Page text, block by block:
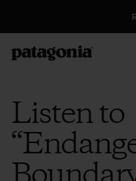
Listen to